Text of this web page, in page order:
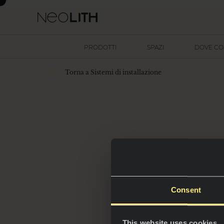
Consent
PRODOTTI SPAZI DOVE
Torna a Sistemi di installazione